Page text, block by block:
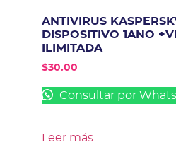
ANTIVIRUS
DISPOSITIVO 1ANO
ILIMITADA
$30.00
Consultar por
Leer más